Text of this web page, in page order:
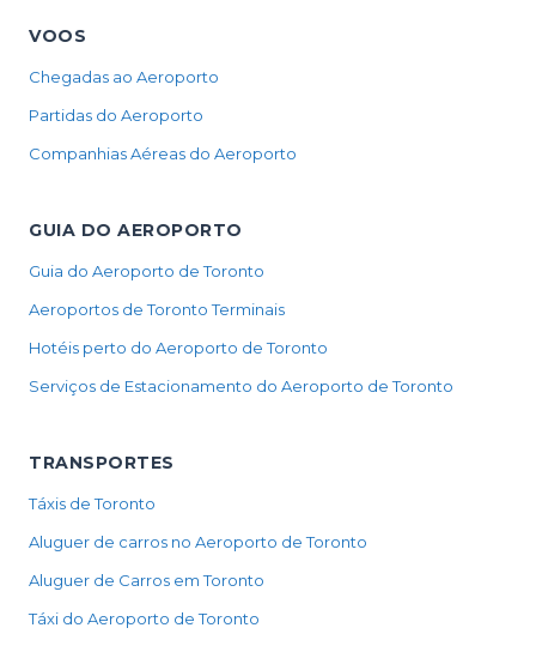
VOOS
Chegadas ao Aeroporto
Partidas do Aeroporto
Companhias Aéreas do Aeroporto
GUIA DO AEROPORTO
Guia do Aeroporto de Toronto
Aeroportos de Toronto Terminais
Hotéis perto do Aeroporto de Toronto
Serviços de Estacionamento do Aeroporto de Toronto
TRANSPORTES
Táxis de Toronto
Aluguer de carros no Aeroporto de Toronto
Aluguer de Carros em Toronto
Táxi do Aeroporto de Toronto